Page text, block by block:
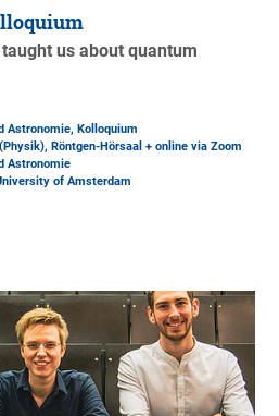
us about quantum
Astronomie, Kolloquium
, Röntgen-Hörsaal + online via Zoom
Astronomie
of Amsterdam